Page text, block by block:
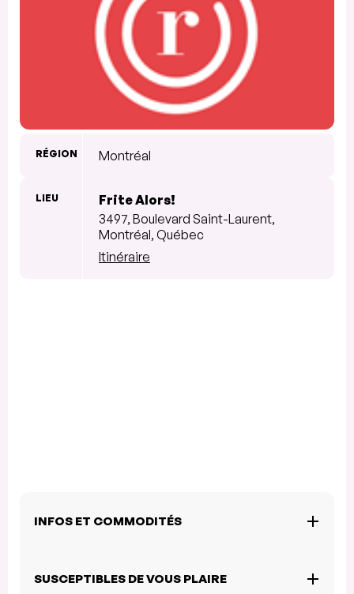
RÉGION Montréal
LIEU
Frite Alors!
3497, Boulevard Saint-Laurent,
Montréal, Québec
Itinéraire
INFOS ET COMMODITÉS
SUSCEPTIBLES DE VOUS PLAIRE